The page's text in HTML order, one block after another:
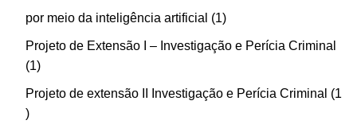
por meio da inteligência artificial 1
Projeto de Extensão I – Investigação e Perícia Criminal
1
Projeto de extensão II Investigação e Perícia Criminal 1